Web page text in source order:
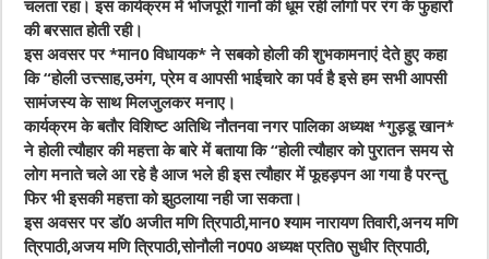
चलता रहा। इस कार्यक्रम में भोजपूरी गानों की धूम रही लोगो पर रंग के फुहारों
की बरसात होती रही।
इस अवसर पर *मान0 विधायक* ने सबको होली की शुभकामनाएं देते हुए कहा
कि “होली उत्त्साह,उमंग, प्रेम व आपसी भाईचारे का पर्व है इसे हम सभी आपसी
सामंजस्य के साथ मिलजुलकर मनाए।
कार्यक्रम के बतौर विशिष्ट अतिथि नौतनवा नगर पालिका अध्यक्ष *गुड़डू खान*
ने होली त्यौहार की महत्ता के बारे में बताया कि “होली त्यौहार को पुरातन समय से
लोग मनाते चले आ रहे है आज भले ही इस त्यौहार में फूहड़पन आ गया है परन्तु
फिर भी इसकी महत्ता को झुठलाया नही जा सकता।
इस अवसर पर डॉ0 अजीत मणि त्रिपाठी,मान0 श्याम नारायण तिवारी,अनय मणि
त्रिपाठी,अजय मणि त्रिपाठी,सोनौली न0प0 अध्यक्ष प्रति0 सुधीर त्रिपाठी,